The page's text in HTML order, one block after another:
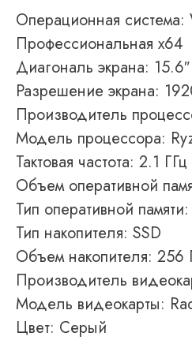
Операционная
Профессиональная x64
Диагональ экрана: 15.6″
Разрешение экрана:
Производитель
Модель процессора:
Тактовая частота: 2.1 ГГц
Объем оперативной
Тип оперативной
Тип накопителя: SSD
Объем накопителя: 256
Производитель
Модель видеокарты:
Цвет: Серый